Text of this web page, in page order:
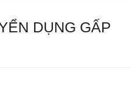
DỤNG GẤP